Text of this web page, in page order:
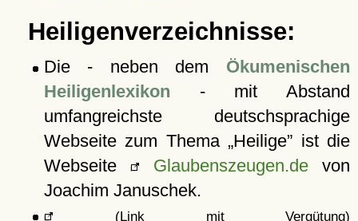
Heiligenverzeichnisse:
Die - neben dem Ökumenischen
Heiligenlexikon - mit Abstand
umfangreichste deutschsprachige
Webseite zum Thema Heilige
ist die
Webseite
Glaubenszeugen.devon
Joachim Januschek.
(Link mit Vergütung)